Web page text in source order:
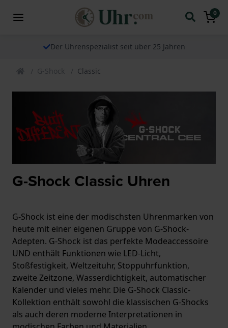
0
Der Uhrenspezialist seit über 25 Jahren
G-Shock Classic
G-Shock Classic Uhren
G-Shock ist eine der modischsten Uhrenmarken von
heute mit einer eigenen Gruppe von G-Shock-
Adepten. G-Shock ist das perfekte Modeaccessoire
UND enthält Funktionen wie LED-Licht,
Stoßfestigkeit, Weltzeituhr, Stoppuhrfunktion,
zweite Zeitzone, Wasserdichtigkeit, automatischer
Kalender und vieles mehr. Die G-Shock Classic-
Kollektion enthält sowohl die klassischen G-Shocks
als auch deren moderne Interpretationen in